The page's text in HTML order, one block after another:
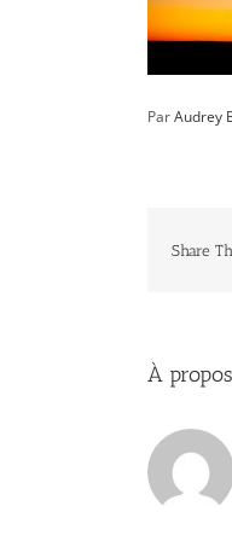
ParAudrey
Share
À